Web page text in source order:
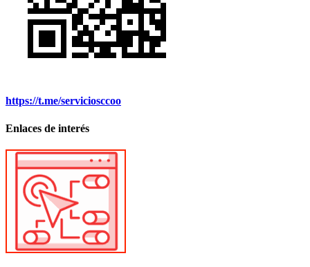
https://t.me/serviciosccoo
Enlaces de interés